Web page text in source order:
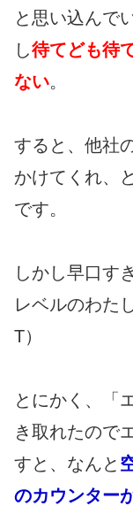
と思い込んで
し待てども待
ない。
すると、他社
かけてくれ、
です。
しかし早口す
レベルのわた
T）
とにかく、「
き取れたので
すと、なんと
のカウンター